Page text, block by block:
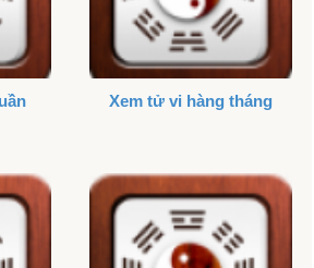
Xem tử vi hàng tháng